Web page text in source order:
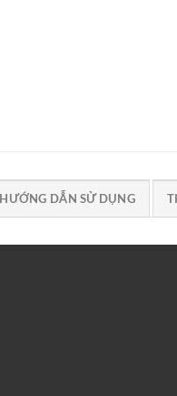
HƯỚNG DẪN SỬ DỤNG